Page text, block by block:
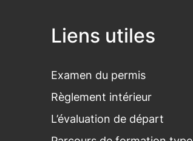
Liens utiles
Examen du permis
Règlement intérieur
L’évaluation de départ